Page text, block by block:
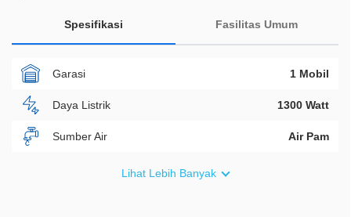
Spesifikasi Fasilitas Umum
Garasi 1 Mobil
Daya Listrik 1300 Watt
Sumber Air Air Pam
Lihat Lebih Banyak